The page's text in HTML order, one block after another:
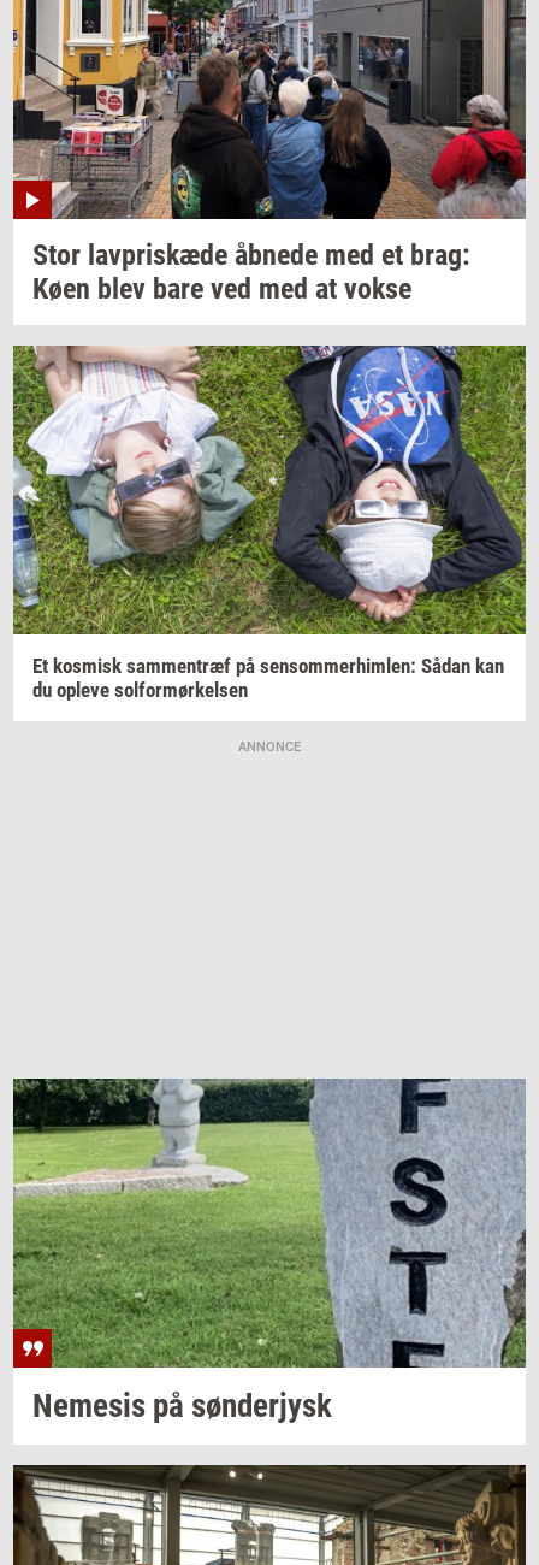
Stor lav­priskæ­de åb­ne­de med et brag:
Køen blev bare ved med at vokse
Et kos­misk sam­men­træf på sen­som­mer­him­len: Sådan kan
du op­le­ve sol­for­mør­kel­sen
ANNONCE
Ne­me­sis på søn­derjysk